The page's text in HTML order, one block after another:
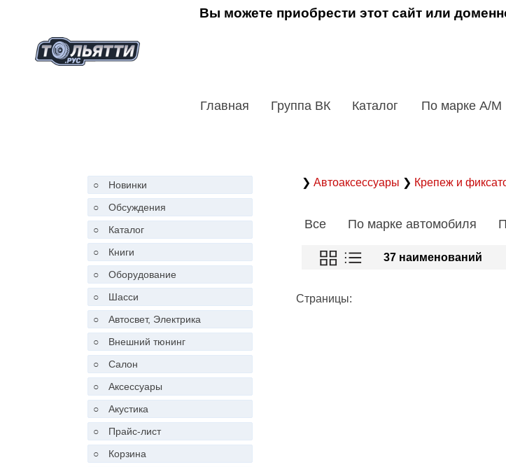
Вы можете приобрести этот сайт или
Главная Группа ВК Каталог По марке А/М
○
Новинки
○
Обсуждения
○
Каталог
○
Книги
○
Оборудование
○
Шасси
○
Автосвет, Электрика
○
Внешний тюнинг
○
Салон
○
Аксессуары
○
Акустика
○
Прайс-лист
○
Корзина
❯ Автоаксессуары ❯ Крепеж и
Все По марке автомобиля
37 наименований
Страницы: